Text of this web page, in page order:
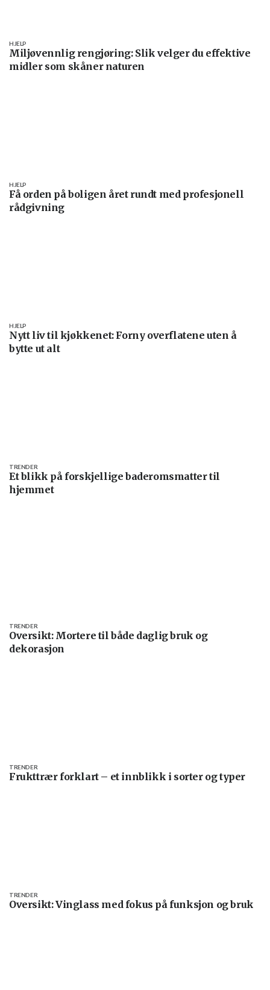
Miljøvennlig rengjøring: Slik velger du effektive
midler som skåner naturen
HJELP
Få orden på boligen året rundt med profesjonell
rådgivning
HJELP
Nytt liv til kjøkkenet: Forny overflatene uten å
bytte ut alt
HJELP
Et blikk på forskjellige baderomsmatter til
hjemmet
TRENDER
Oversikt: Mortere til både daglig bruk og
dekorasjon
TRENDER
Frukttrær forklart – et innblikk i sorter og typer
TRENDER
Oversikt: Vinglass med fokus på funksjon og bruk
TRENDER